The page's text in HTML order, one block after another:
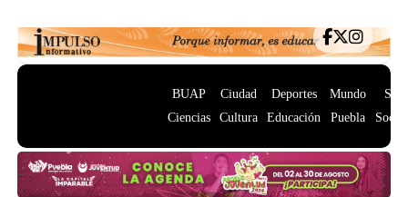
BUAP
Ciencias
Ciudad
Cultura
Deportes
Educación
Mundo
Puebla